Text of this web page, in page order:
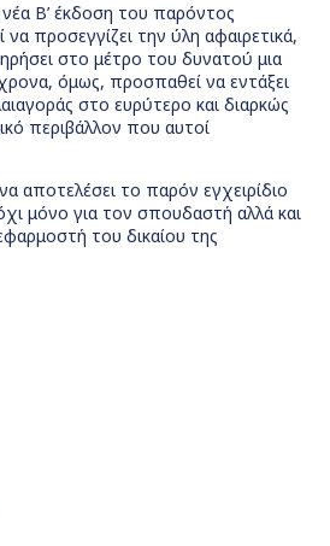
Β’ έκδοση του παρόντος
να προσεγγίζει την ύλη αφαιρετικά,
στο μέτρο του δυνατού μια
όμως, προσπαθεί να εντάξει
στο ευρύτερο και διαρκώς
περιβάλλον που αυτοί
αποτελέσει το παρόν εγχειρίδιο
μόνο για τον σπουδαστή αλλά και
του δικαίου της